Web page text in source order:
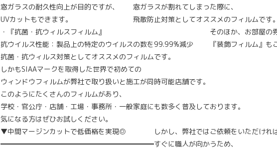
窓ガラスの耐久性向上が目的ですが、
UVカットもできます。
窓ガラスが割れてしまった際に、
飛散防止対策としてオススメのフィルムです。
・『抗菌・抗ウィルスフィルム』
抗ウイルス性能：製品上の特定のウイルスの数を99.99%減少
抗菌・抗ウィルス対策としてオススメのフィルムです。
しかもSIAAマークを取得した世界で初めての
ウィンドウフィルムが弊社で取り扱いと施工が同時可能店舗です。
そのほか、お部屋の
『装飾フィルム』も
このようにたくさんのフィルムがあり、
学校・官公庁・店舗・工場・事務所・一般家庭にも数多く普及しております。
気になる方はぜひお試しください。
▼中間マージンカットで低価格を実現◎
━━━━━━━━━━━━━━━━━━━━━━
しかし、弊社ではご依頼をいただけれ
すぐに職人が向かうため、